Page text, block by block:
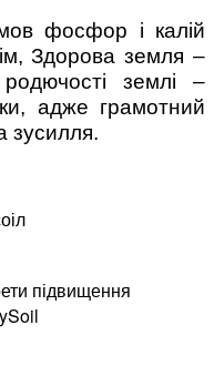
фосфор і калій
Здорова земля –
землі –
адже грамотний
зусилля.
підвищення